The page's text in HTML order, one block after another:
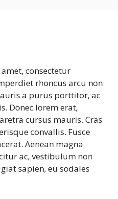
consectetur
rhoncus arcu non
a purus porttitor, ac
Donec lorem erat,
cursus mauris. Cras
convallis. Fusce
Aenean magna
ac, vestibulum non
sapien, eu sodales